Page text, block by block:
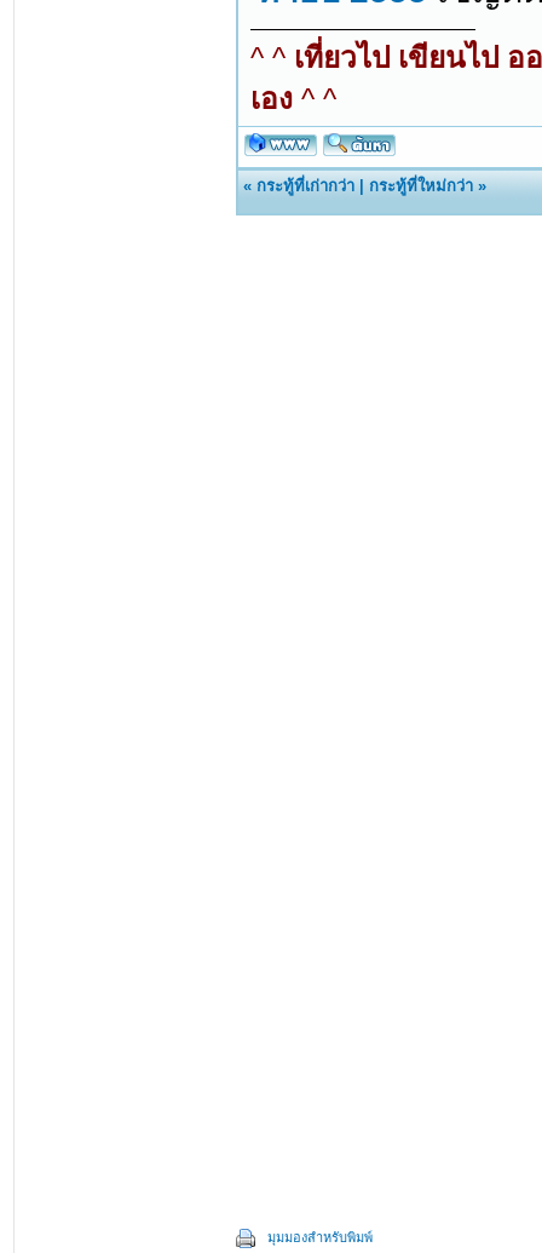
^ ^ เที่ยวไป เขียนไป
เอง ^ ^
«กระทู้ที่เก่ากว่า |กระทู้ที่ใหม่กว่า »
มุมมองสำหรับพิมพ์